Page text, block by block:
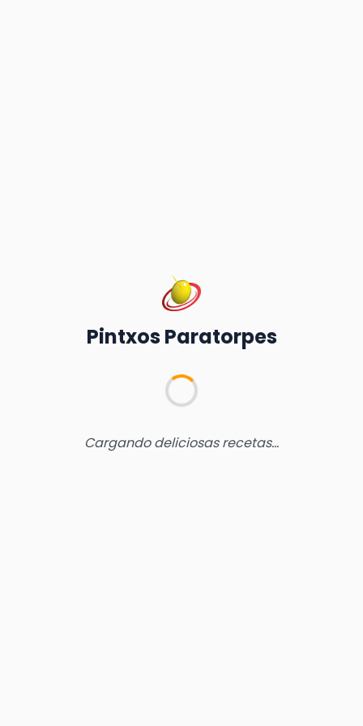
Pintxos Paratorpes
Cargando deliciosas recetas...